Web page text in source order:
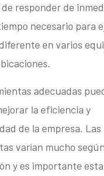
responder de
necesario para
en varios
adecuadas
la eficiencia y
de la empresa. Las
varían mucho
y es importante